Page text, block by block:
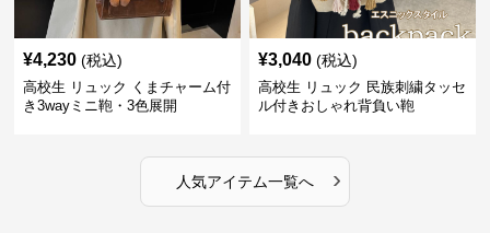
¥4,230 (税込)
高校生 リュック くまチャーム付
き3wayミニ鞄・3色展開
¥3,040 (税込)
高校生 リュック 民族刺繍タッセ
ル付きおしゃれ背負い鞄
人気アイテム一覧へ ›